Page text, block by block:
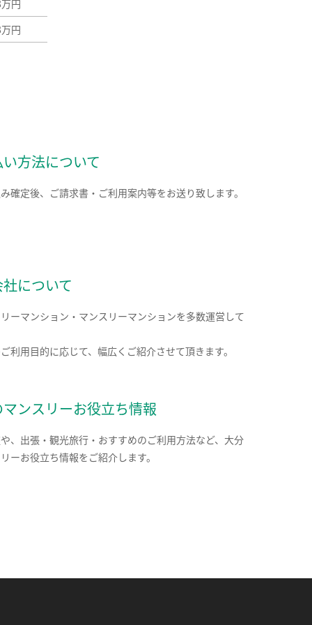
円
円
方法について
確定後、ご請求書・ご利用案内等をお送り致します。
について
ーマンション・マンスリーマンションを多数運営して
利用目的に応じて、幅広くご紹介させて頂きます。
ンスリーお役立ち情報
、出張・観光旅行・おすすめのご利用方法など、大分
ーお役立ち情報をご紹介します。